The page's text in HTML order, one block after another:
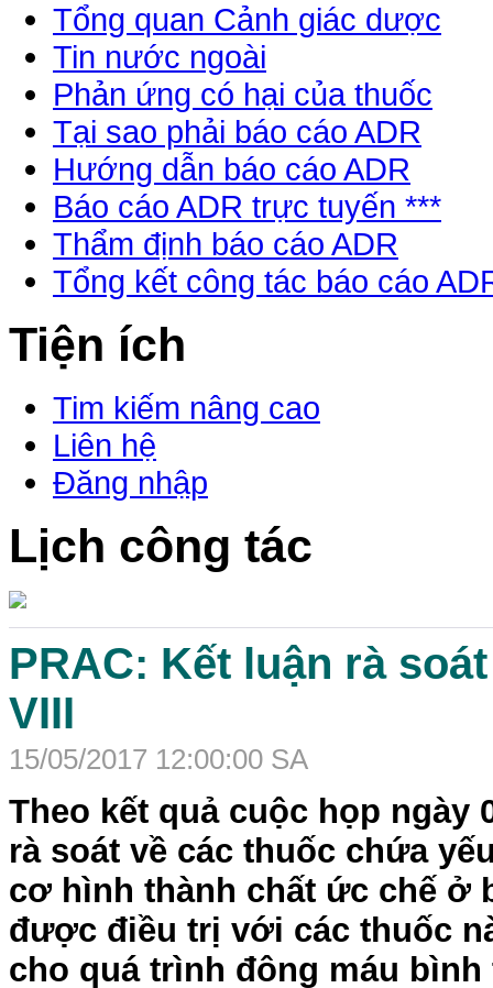
Tổng quan Cảnh giác dược
Tin nước ngoài
Phản ứng có hại của thuốc
Tại sao phải báo cáo ADR
Hướng dẫn báo cáo ADR
Báo cáo ADR trực tuyến ***
Thẩm định báo cáo ADR
Tổng kết công tác báo cáo
Tiện ích
Tim kiếm nâng cao
Liên hệ
Đăng nhập
Lịch công tác
PRAC: Kết luận rà
VIII
15/05/2017 12:00:00 SA
Theo kết quả cuộc họp ngày
rà soát về các thuốc chứa
cơ hình thành chất ức chế ở
được điều trị với các thuốc
cho quá trình đông máu